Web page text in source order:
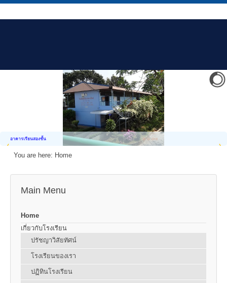
อาคารเรียนสองชั้น
You are here: Home
Main Menu
Home
เกี่ยวกับโรงเรียน
ปรัชญาวิสัยทัศน์
โรงเรียนของเรา
ปฏิทินโรงเรียน